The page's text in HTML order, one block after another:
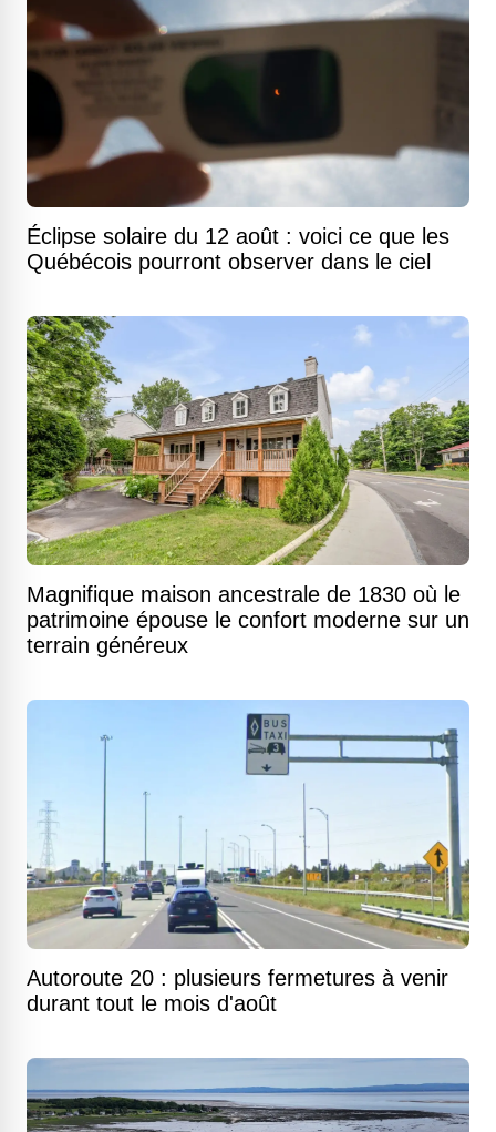
Éclipse solaire du 12 août : voici ce que les
Québécois pourront observer dans le ciel
Magnifique maison ancestrale de 1830 où le
patrimoine épouse le confort moderne sur un
terrain généreux
Autoroute 20 : plusieurs fermetures à venir
durant tout le mois d'août